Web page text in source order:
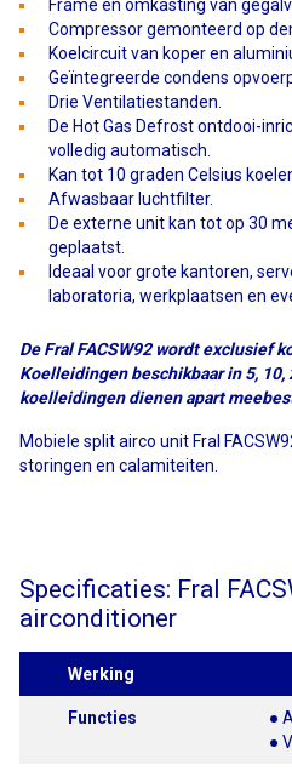
Frame en omkasting van
Compressor gemonteerd op
Koelcircuit van koper en
Geïntegreerde condens
Drie Ventilatiestanden.
De Hot Gas Defrost ontdooi-
volledig automatisch.
Kan tot 10 graden Celsius
Afwasbaar luchtfilter.
De externe unit kan tot op 30
geplaatst.
Ideaal voor grote kantoren,
laboratoria, werkplaatsen en
De Fral FACSW92 wordt exclusief
Koelleidingen beschikbaar in 5, 10,
koelleidingen dienen apart
Mobiele split airco unit Fral
storingen en calamiteiten.
Specificaties: Fral
airconditioner
Werking
Functies
●
●